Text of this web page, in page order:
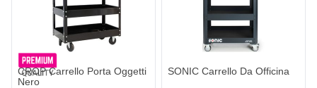
CROP Carrello Porta Oggetti
Nero
SONIC Carrello Da Officina